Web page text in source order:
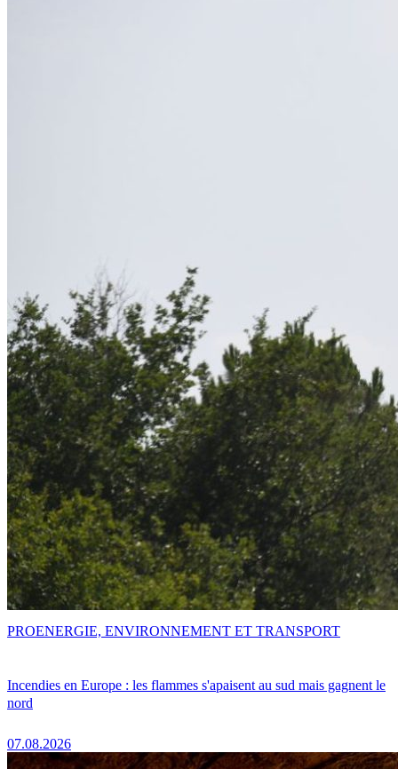
Incendies en Europe : les flammes s'apaisent au sud mais gagnent le
nord
07.08.2026
PROENERGIE, ENVIRONNEMENT ET TRANSPORT